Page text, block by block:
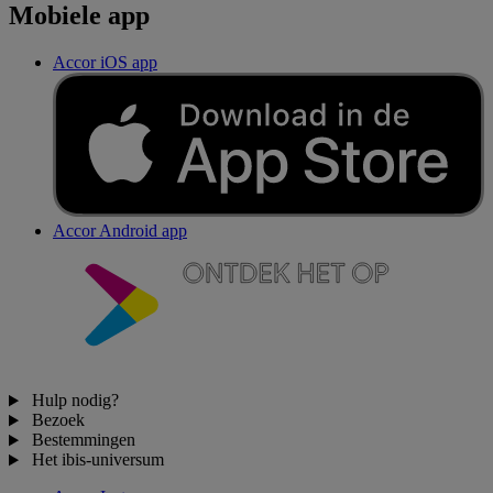
Mobiele app
Accor iOS app
Accor Android app
Hulp nodig?
Bezoek
Bestemmingen
Het ibis-universum